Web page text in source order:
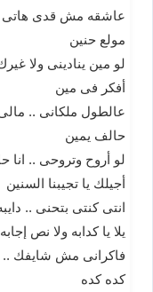
عاشقه مش قدى هاتى
مولع حنين
لو مين ينادينى ولا
أفكر فى مين
عالطول ملكانى ..
حالف يمين
لو أروح وتروحى .. انا
أجيلك يا تجيبنا السنين
انتى كنتى بتحنى ..
يلا يا كدابه ولا نص إجابه
فاكرانى مش شايفك ..
كده كده